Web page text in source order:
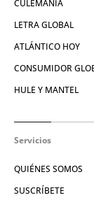
CULEMANÍA
LETRA GLOBAL
ATLÁNTICO HOY
CONSUMIDOR
HULE Y MANTEL
Servicios
QUIÉNES SOMOS
SUSCRÍBETE